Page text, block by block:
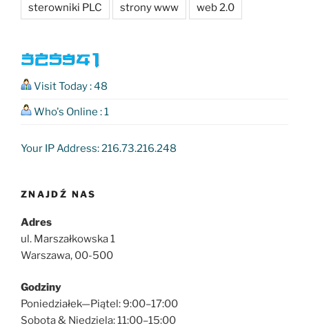
sterowniki PLC strony www web 2.0
Visit Today : 48
Who's Online : 1
Your IP Address: 216.73.216.248
ZNAJDŹ NAS
Adres
ul. Marszałkowska 1
Warszawa, 00-500
Godziny
Poniedziałek—Piątel: 9:00–17:00
Sobota & Niedziela: 11:00–15:00